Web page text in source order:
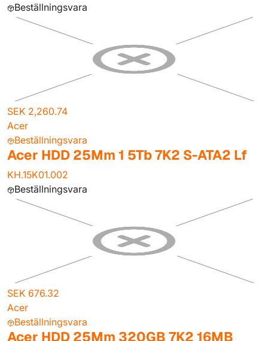
Beställningsvara
SEK 2,260.74
Acer
Beställningsvara
Acer HDD 25Mm 1 5Tb 7K2 S-ATA2 Lf
KH.15K01.002
Beställningsvara
SEK 676.32
Acer
Beställningsvara
Acer HDD 25Mm 320GB 7K2 16MB